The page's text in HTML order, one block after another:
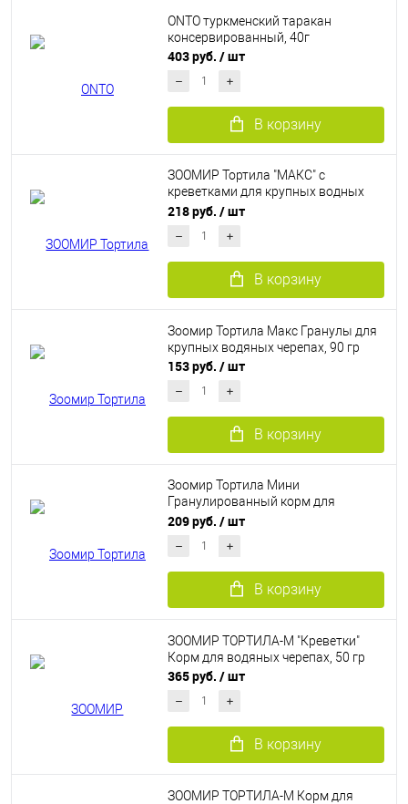
ONTO туркменский таракан
консервированный, 40г
403 руб. / шт
В корзину
ЗООМИР Тортила "МAКС" с
креветками для крупных водных
черепах, 70г
218 руб. / шт
В корзину
Зоомир Тортила Макс Гранулы для
крупных водяных черепах, 90 гр
153 руб. / шт
В корзину
Зоомир Тортила Мини
Гранулированный корм для
молодых водяных черепах, 90 гр
209 руб. / шт
В корзину
ЗООМИР ТОРТИЛА-М "Креветки"
Корм для водяных черепах, 50 гр
365 руб. / шт
В корзину
ЗООМИР ТОРТИЛА-М Корм для